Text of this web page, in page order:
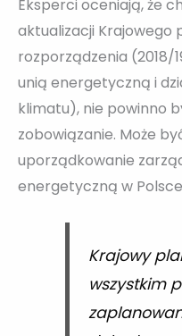
Eksperci oceniają, że
aktualizacji Krajowego
rozporządzenia (2018/
unią energetyczną i
klimatu), nie powinno
zobowiązanie. Może
uporządkowanie
energetyczną w
Krajowy
wszystkim